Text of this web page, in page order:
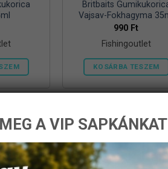
Britbaits
Vajsav-Fokhagyma
990 Ft
Fishingoutlet
KOSÁRBA TESZEM
A VIP